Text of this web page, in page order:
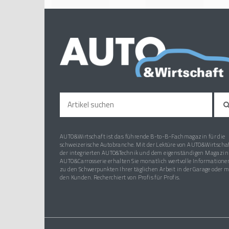
AUTO&Wirtschaft ist das führende B-to-B-Fachmagazin für die
schweizerische Autobranche. Mit der Lektüre von
der integrierten AUTO&Technik und dem eigenständigen Magazin
AUTO&Carrosserie erhalten Sie monatlich wertvolle
zu den Schwerpunkten Ihrer täglichen Arbeit in der Garage oder
den Kunden. Recherchiert von Profis für Profis.